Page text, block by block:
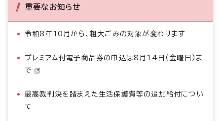
重要なお知らせ
令和8年10月から、粗大ごみの対象が変わります
プレミアム付電子商品券の申込は8月14日（金曜日）ま
で
最高裁判決を踏まえた生活保護費等の追加給付につい
て